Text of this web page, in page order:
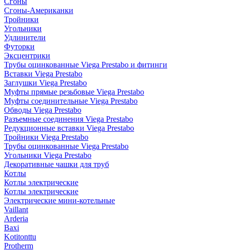
Сгоны-Американки
Тройники
Угольники
Удлинители
Футорки
Эксцентрики
Трубы оцинкованные Viega Prestabo и фитинги
Вставки Viega Prestabo
Заглушки Viega Prestabo
Муфты прямые резьбовые Viega Prestabo
Муфты соединительные Viega Prestabo
Обводы Viega Prestabo
Разъемные соединения Viega Prestabo
Редукционные вставки Viega Prestabo
Тройники Viega Prestabo
Трубы оцинкованные Viega Prestabo
Угольники Viega Prestabo
Декоративные чашки для труб
Котлы
Котлы электрические
Котлы электрические
Электрические мини-котельные
Vaillant
Arderia
Baxi
Kotitonttu
Protherm